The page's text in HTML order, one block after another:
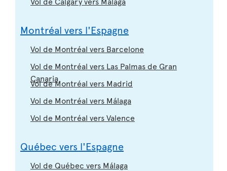
Montréal vers l'Espagne
Vol de Montréal vers Barcelone
Vol de Montréal vers Las Palmas de Gran
Canaria
Vol de Montréal vers Madrid
Vol de Montréal vers Málaga
Vol de Montréal vers Valence
Québec vers l'Espagne
Vol de Québec vers Málaga